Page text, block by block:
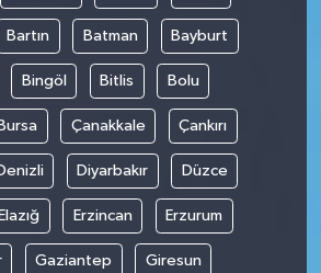
Bartın Batman Bayburt
Bingöl Bitlis Bolu
Bursa Çanakkale Çankırı
Diyarbakır Düzce
Elazığ Erzincan Erzurum
Gaziantep Giresun